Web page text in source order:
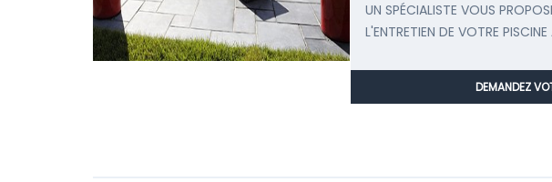
UN SPÉCIALISTE VOUS
L'ENTRETIEN DE VOTRE
DEMANDEZ